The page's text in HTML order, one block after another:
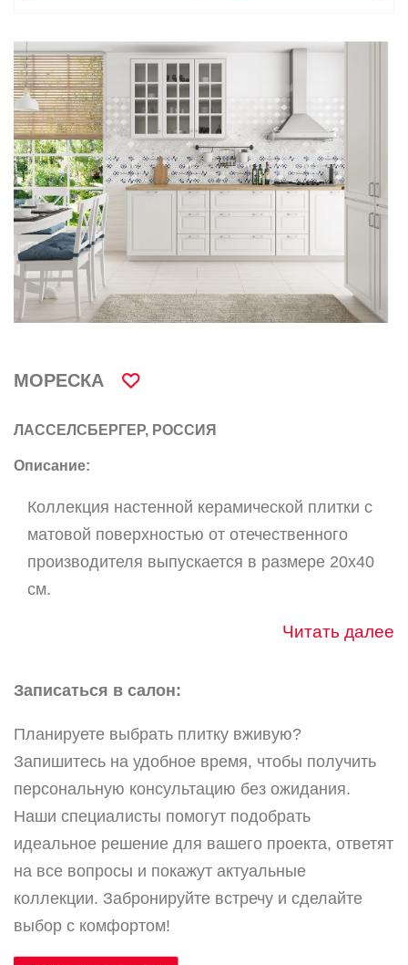
МОРЕСКА
ЛАССЕЛСБЕРГЕР, РОССИЯ
Описание:
Коллекция настенной керамической плитки с
матовой поверхностью от отечественного
производителя выпускается в размере 20х40
см.
Читать далее
Записаться в салон:
Планируете выбрать плитку вживую?
Запишитесь на удобное время, чтобы получить
персональную консультацию без ожидания.
Наши специалисты помогут подобрать
идеальное решение для вашего проекта, ответят
на все вопросы и покажут актуальные
коллекции. Забронируйте встречу и сделайте
выбор с комфортом!